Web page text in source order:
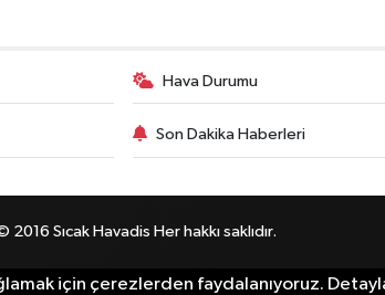
Hava Durumu
Son Dakika Haberleri
Sıcak Havadis Her hakkı saklıdır.
için çerezlerden faydalanıyoruz.